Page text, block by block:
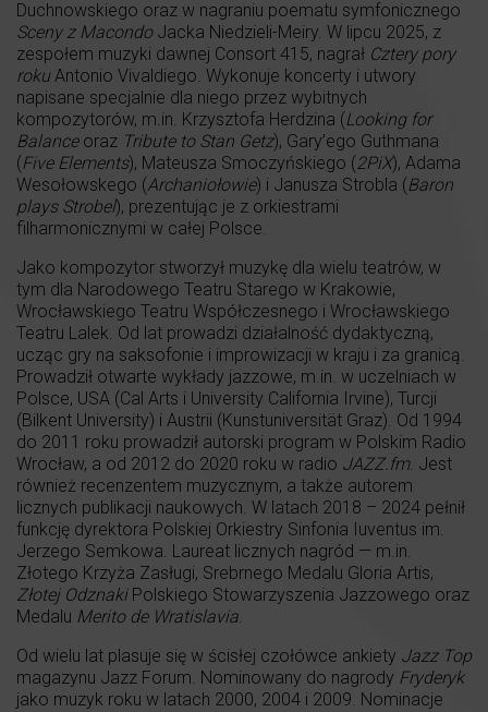
Duchnowskiego oraz w nagraniu poematu symfonicznego
Sceny z MacondoJacka Niedzieli-Meiry. W lipcu 2025, z
zespołem muzyki dawnej Consort 415, nagrał Cztery pory
rokuAntonio Vivaldiego. Wykonuje koncerty i utwory
napisane specjalnie dla niego przez wybitnych
kompozytorów, m.in. Krzysztofa Herdzina (Looking for
Balanceoraz Tribute to Stan Getz), Gary’ego Guthmana
(Five Elements), Mateusza Smoczyńskiego (2PiX), Adama
Wesołowskego (Archaniołowie) i Janusza Strobla (Baron
plays Strobel), prezentując je z orkiestrami
filharmonicznymi w całej Polsce.
Jako kompozytor stworzył muzykę dla wielu teatrów, w
tym dla Narodowego Teatru Starego w Krakowie,
Wrocławskiego Teatru Współczesnego i Wrocławskiego
Teatru Lalek. Od lat prowadzi działalność dydaktyczną,
ucząc gry na saksofonie i improwizacji w kraju i za granicą.
Prowadził otwarte wykłady jazzowe, m.in. w uczelniach w
Polsce, USA (Cal Arts i University California Irvine), Turcji
(Bilkent University) i Austrii (Kunstuniversität Graz). Od 1994
do 2011 roku prowadził autorski program w Polskim Radio
Wrocław, a od 2012 do 2020 roku w radio JAZZ.fm. Jest
również recenzentem muzycznym, a także autorem
licznych publikacji naukowych. W latach 2018 – 2024 pełnił
funkcję dyrektora Polskiej Orkiestry Sinfonia Iuventus im.
Jerzego Semkowa. Laureat licznych nagród — m.in.
Złotego Krzyża Zasługi, Srebrnego Medalu Gloria Artis,
Złotej OdznakiPolskiego Stowarzyszenia Jazzowego oraz
Medalu Merito de Wratislavia.
Od wielu lat plasuje się w ścisłej czołówce ankiety Jazz Top
magazynu Jazz Forum. Nominowany do nagrody Fryderyk
jako muzyk roku w latach 2000, 2004 i 2009. Nominacje